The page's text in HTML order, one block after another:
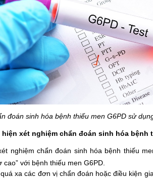
đoán sinh hóa bệnh thiếu men G6PD sử
xét nghiệm chẩn đoán sinh hóa bệnh
nghiệm chẩn đoán sinh hóa bệnh thiếu
cao” với bệnh thiếu men G6PD.
xa các đơn vị chẩn đoán hoặc điều kiện